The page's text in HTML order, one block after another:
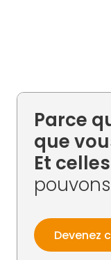
Parce
que
Et celles
Devenez